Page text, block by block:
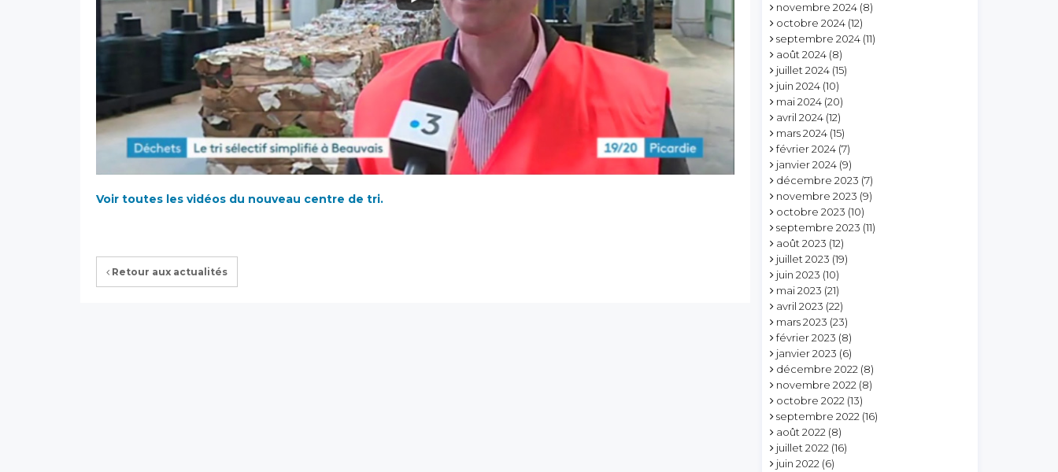
Voir toutes les vidéos du nouveau centre de tri.
Retour aux actualités
novembre 2024 (8)
octobre 2024 (12)
septembre 2024 (11)
août 2024 (8)
juillet 2024 (15)
juin 2024 (10)
mai 2024 (20)
avril 2024 (12)
mars 2024 (15)
février 2024 (7)
janvier 2024 (9)
décembre 2023 (7)
novembre 2023 (9)
octobre 2023 (10)
septembre 2023 (11)
août 2023 (12)
juillet 2023 (19)
juin 2023 (10)
mai 2023 (21)
avril 2023 (22)
mars 2023 (23)
février 2023 (8)
janvier 2023 (6)
décembre 2022 (8)
novembre 2022 (8)
octobre 2022 (13)
septembre 2022 (16)
août 2022 (8)
juillet 2022 (16)
juin 2022 (6)